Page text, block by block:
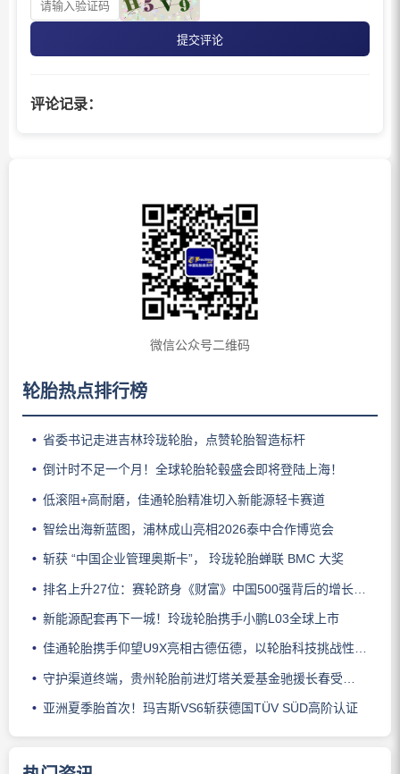
提交评论
评论记录：
微信公众号二维码
轮胎热点排行榜
省委书记走进吉林玲珑轮胎，点赞轮胎智造标杆
倒计时不足一个月！全球轮胎轮毂盛会即将登陆上海！
低滚阻+高耐磨，佳通轮胎精准切入新能源轻卡赛道
智绘出海新蓝图，浦林成山亮相2026泰中合作博览会
斩获 “中国企业管理奥斯卡”， 玲珑轮胎蝉联 BMC 大奖
排名上升27位：赛轮跻身《财富》中国500强背后的增长逻辑
新能源配套再下一城！玲珑轮胎携手小鹏L03全球上市
佳通轮胎携手仰望U9X亮相古德伍德，以轮胎科技挑战性能边界
守护渠道终端，贵州轮胎前进灯塔关爱基金驰援长春受灾门店
亚洲夏季胎首次！玛吉斯VS6斩获德国TÜV SÜD高阶认证